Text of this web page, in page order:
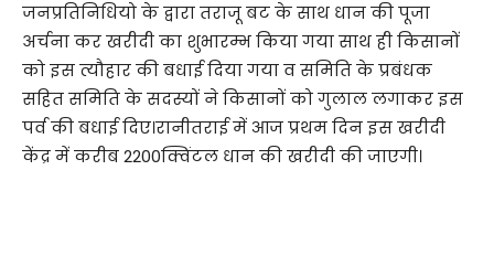
जनप्रतिनिधियो के द्वारा तराजू बट के साथ धान की पूजा
अर्चना कर खरीदी का शुभारम्भ किया गया साथ ही किसानों
को इस त्यौहार की बधाई दिया गया व समिति के प्रबंधक
सहित समिति के सदस्यों ने किसानों को गुलाल लगाकर इस
पर्व की बधाई दिए।रानीतराई में आज प्रथम दिन इस खरीदी
केंद्र में करीब 2200क्विंटल धान की खरीदी की जाएगी।